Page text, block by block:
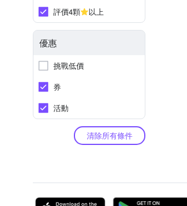
評價4顆
以上
優惠
挑戰低價
券
活動
清除所有條件